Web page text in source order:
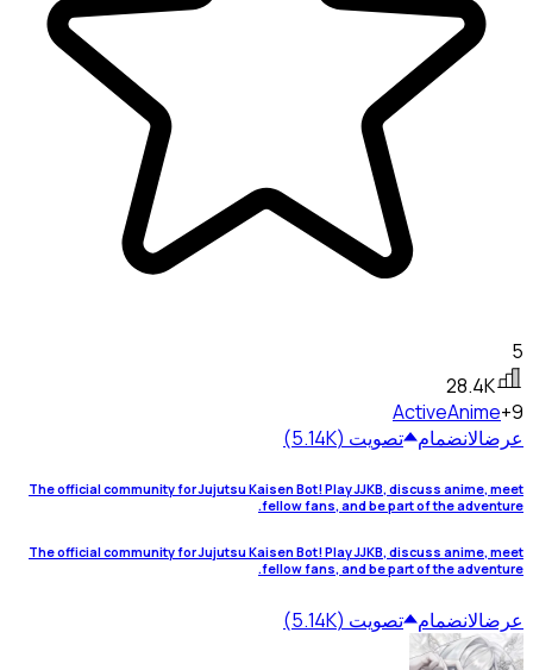
5
28.4K
ActiveAnime+9
عرضالانضمام تصويت (5.14K)
The official community for Jujutsu Kaisen Bot! Play JJKB, discuss anime, meet
fellow fans, and be part of the adventure.
The official community for Jujutsu Kaisen Bot! Play JJKB, discuss anime, meet
fellow fans, and be part of the adventure.
عرضالانضمام تصويت (5.14K)